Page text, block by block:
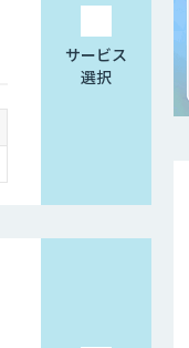
サービス
選択